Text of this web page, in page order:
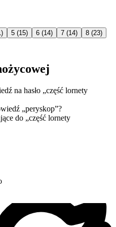
5 (15) 6 (14) 7 (14) 8 (23)
na hasło „część lornety
„peryskop”?
do „część lornety